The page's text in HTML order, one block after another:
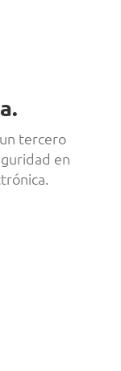
tercero
en